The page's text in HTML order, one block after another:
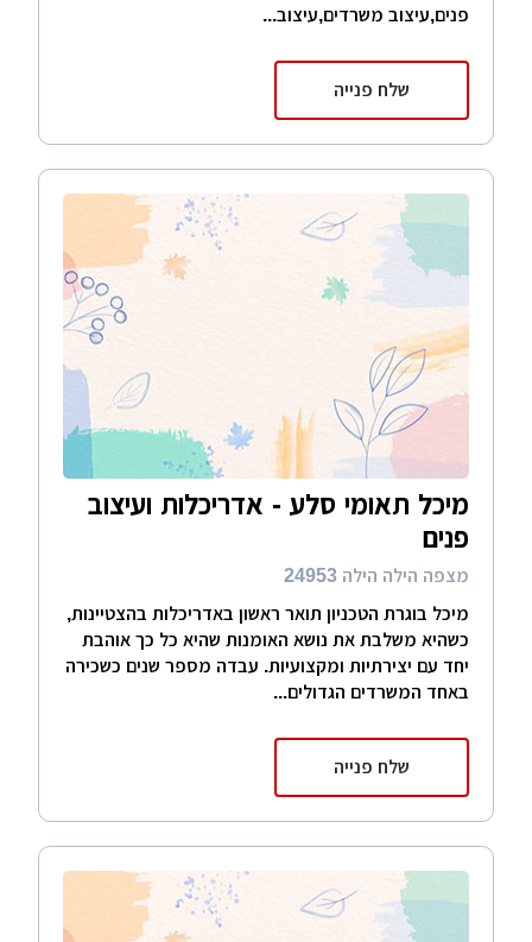
פנים,עיצוב משרדים,עיצוב...
שלח פנייה
מיכל תאומי סלע - אדריכלות ועיצוב
מצפה הילה הילה 24953
מיכל בוגרת הטכניון תואר ראשון באדריכלות בהצטיינות,
כשהיא משלבת את נושא האומנות שהיא כל כך אוהבת
יחד עם יצירתיות ומקצועיות. עבדה מספר שנים כשכירה
באחד המשרדים הגדולים...
שלח פנייה